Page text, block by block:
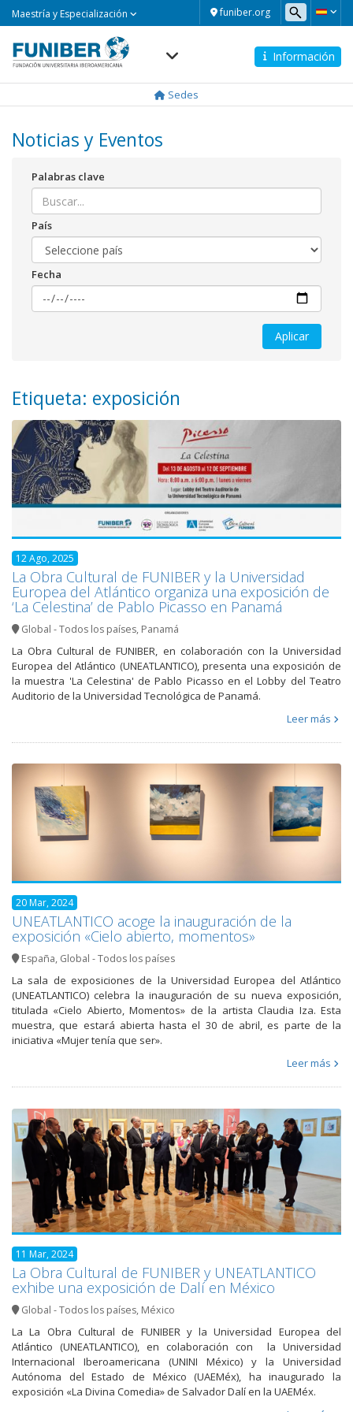
funiber.org
Maestría y Especialización
Información
Sedes
Noticias y Eventos
Palabras clave
País
Fecha
Etiqueta: exposición
12 Ago, 2025
La Obra Cultural de FUNIBER y la Universidad
Europea del Atlántico organiza una exposición de
‘La Celestina’ de Pablo Picasso en Panamá
Global - Todos los países, Panamá
La Obra Cultural de FUNIBER, en colaboración con la Universidad
Europea del Atlántico (UNEATLANTICO), presenta una exposición de
la muestra 'La Celestina' de Pablo Picasso en el Lobby del Teatro
Auditorio de la Universidad Tecnológica de Panamá.
Leer más
20 Mar, 2024
UNEATLANTICO acoge la inauguración de la
exposición «Cielo abierto, momentos»
España, Global - Todos los países
La sala de exposiciones de la Universidad Europea del Atlántico
(UNEATLANTICO) celebra la inauguración de su nueva exposición,
titulada «Cielo Abierto, Momentos» de la artista Claudia Iza. Esta
muestra, que estará abierta hasta el 30 de abril, es parte de la
iniciativa «Mujer tenía que ser».
Leer más
11 Mar, 2024
La Obra Cultural de FUNIBER y UNEATLANTICO
exhibe una exposición de Dalí en México
Global - Todos los países, México
La La Obra Cultural de FUNIBER y la Universidad Europea del
Atlántico (UNEATLANTICO), en colaboración con la Universidad
Internacional Iberoamericana (UNINI México) y la Universidad
Autónoma del Estado de México (UAEMéx), ha inaugurado la
exposición «La Divina Comedia» de Salvador Dalí en la UAEMéx.